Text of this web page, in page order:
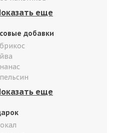
добавки